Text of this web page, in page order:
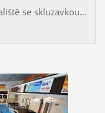
se skluzavkou...